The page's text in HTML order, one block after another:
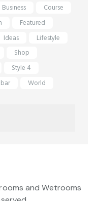
Business
Course
Featured
Ideas
Lifestyle
Shop
Style 4
World
and Wetrooms